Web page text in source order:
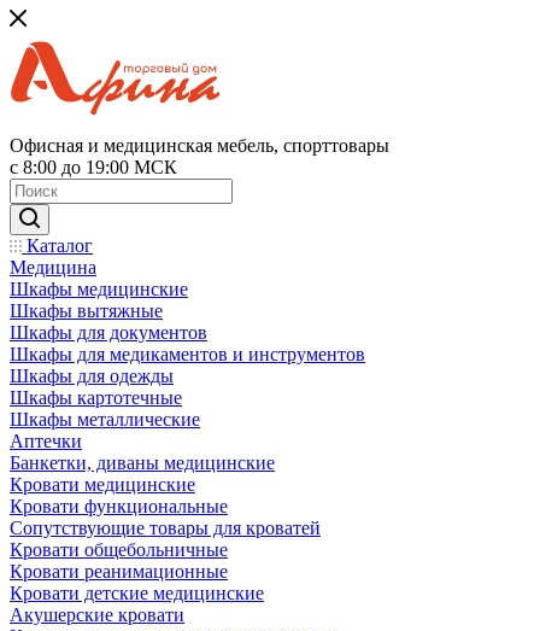
Офисная и медицинская мебель, спорттовары
с 8:00 до 19:00 МСК
Каталог
Медицина
Шкафы медицинские
Шкафы вытяжные
Шкафы для документов
Шкафы для медикаментов и инструментов
Шкафы для одежды
Шкафы картотечные
Шкафы металлические
Аптечки
Банкетки, диваны медицинские
Кровати медицинские
Кровати функциональные
Сопутствующие товары для кроватей
Кровати общебольничные
Кровати реанимационные
Кровати детские медицинские
Акушерские кровати